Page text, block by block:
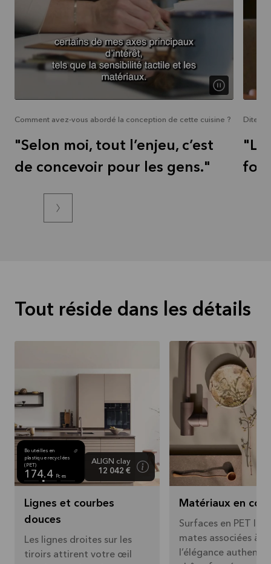
Comment avez-vous abordé la conception de cette cuisine ?
"Selon moi, tout l’enjeu, c’est
de concevoir pour les gens."
Dites-
Tout réside dans les détails
ALIGN clay
12 042 €
Bouteilles en
plastique recyclées
(PET)
174.4 Pces
Lignes et courbes
douces
Les lignes droites sur les
tiroirs attirent votre œil
Matériaux en
Surfaces en PET
mates associées à
l’élégance